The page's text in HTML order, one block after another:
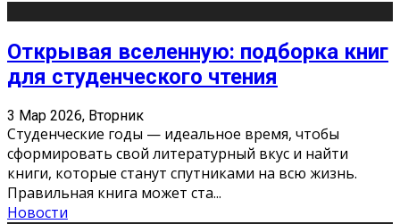
Открывая вселенную: подборка книг
для студенческого чтения
3 Мар 2026, Вторник
Студенческие годы — идеальное время, чтобы
сформировать свой литературный вкус и найти
книги, которые станут спутниками на всю жизнь.
Правильная книга может ста...
Новости